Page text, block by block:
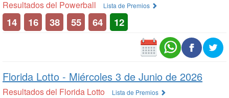
Resultados del Powerball Lista de Premios
14 16 38 55 64 12
Florida Lotto - Miércoles 3 de Junio de 2026
Resultados del Florida Lotto Lista de Premios